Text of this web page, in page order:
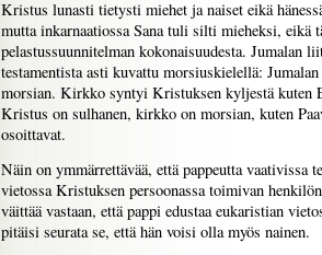
Kristus lunasti tietysti miehet ja naiset eikä
mutta inkarnaatiossa Sana tuli silti mieheksi, eikä
pelastussuunnitelman kokonaisuudesta. Jumalan
testamentista asti kuvattu morsiuskielellä:
morsian. Kirkko syntyi Kristuksen kyljestä kuten
Kristus on sulhanen, kirkko on morsian, kuten
osoittavat.
Näin on ymmärrettävää, että pappeutta vaativissa
vietossa Kristuksen persoonassa toimivan
väittää vastaan, että pappi edustaa eukaristian
pitäisi seurata se, että hän voisi olla myös nainen.